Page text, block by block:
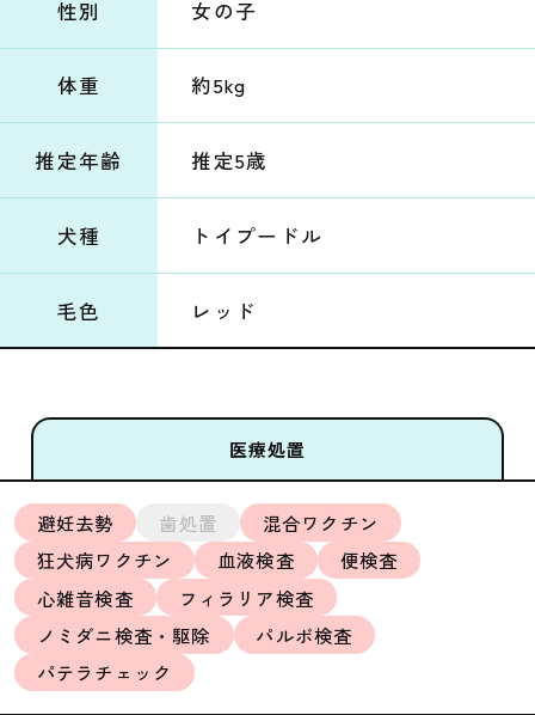
性別 女の子
体重 約5kg
推定年齢 推定5歳
犬種 トイプードル
毛色 レッド
医療処置
避妊去勢 歯処置
混合ワクチン
狂犬病ワクチン
血液検査
便検査
心雑音検査
フィラリア検査
ノミダニ検査・駆除
パルボ検査
パテラチェック